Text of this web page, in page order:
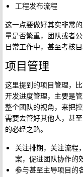
工程发布流程
这一点要做好其实非常
量是否繁重，团队或者
日常工作中，甚至考核目
项目管理
这里提到的项目管理，
开发进度管理，主要是
整个团队的视角，来把
需要去管好其他人，甚
的必经之路。
关注排期，关注流程
案，促进团队协作的
参与甚至主导项目的